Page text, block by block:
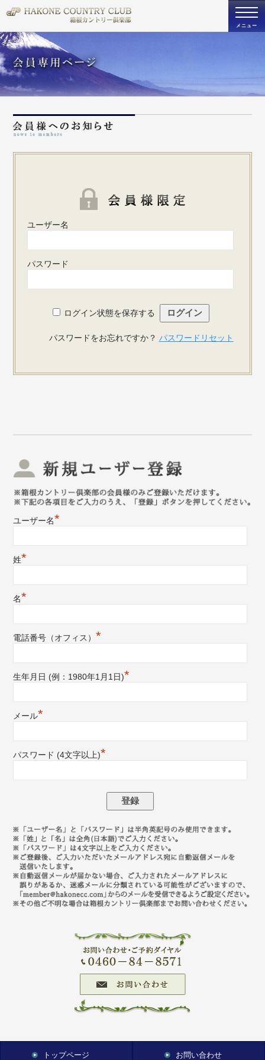
メニュー
ユーザー名
パスワード
ログイン状態を保存する
パスワードをお忘れですか？ パスワードリセット
ユーザー名*
姓*
名*
電話番号（オフィス） *
生年月日 (例：1980年1月1日)*
メール*
パスワード (4文字以上)*
トップページ お問い合わせ